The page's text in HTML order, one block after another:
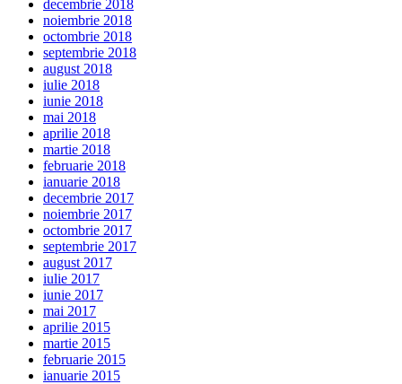
decembrie 2018
noiembrie 2018
octombrie 2018
septembrie 2018
august 2018
iulie 2018
iunie 2018
mai 2018
aprilie 2018
martie 2018
februarie 2018
ianuarie 2018
decembrie 2017
noiembrie 2017
octombrie 2017
septembrie 2017
august 2017
iulie 2017
iunie 2017
mai 2017
aprilie 2015
martie 2015
februarie 2015
ianuarie 2015